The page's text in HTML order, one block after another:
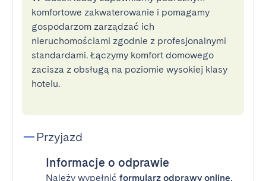
komfortowe zakwaterowanie i pomagamy
gospodarzom zarządzać ich
nieruchomościami zgodnie z profesjonalnymi
standardami. Łączymy komfort domowego
zacisza z obsługą na poziomie wysokiej klasy
hotelu.
Przyjazd
Informacje o odprawie
Należy wypełnić formularz odprawy online,